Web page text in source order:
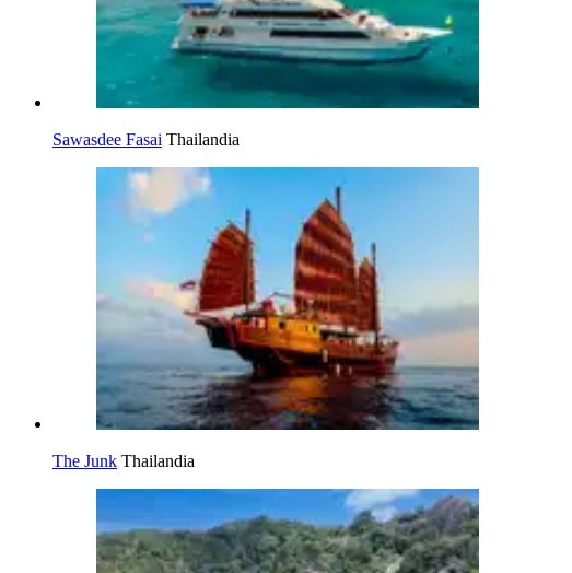
Sawasdee Fasai Thailandia
The Junk Thailandia